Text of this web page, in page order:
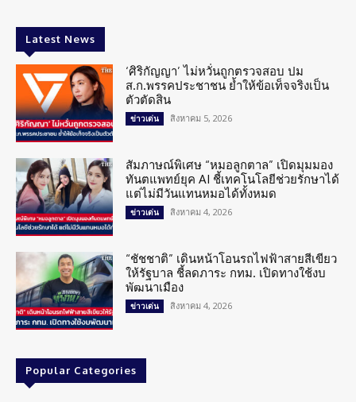
Latest News
‘ศิริกัญญา’ ไม่หวั่นถูกตรวจสอบ ปม
ส.ก.พรรคประชาชน ย้ำให้ข้อเท็จจริงเป็น
ตัวตัดสิน
ข่าวเด่น สิงหาคม 5, 2026
สัมภาษณ์พิเศษ “หมอลูกตาล” เปิดมุมมอง
ทันตแพทย์ยุค AI ชี้เทคโนโลยีช่วยรักษาได้
แต่ไม่มีวันแทนหมอได้ทั้งหมด
ข่าวเด่น สิงหาคม 4, 2026
“ชัชชาติ” เดินหน้าโอนรถไฟฟ้าสายสีเขียว
ให้รัฐบาล ชี้ลดภาระ กทม. เปิดทางใช้งบ
พัฒนาเมือง
ข่าวเด่น สิงหาคม 4, 2026
Popular Categories